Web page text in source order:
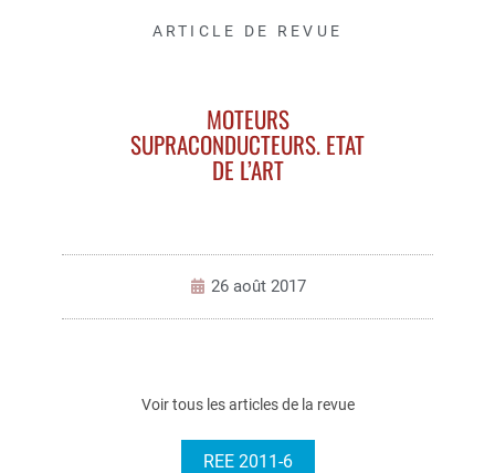
ARTICLE DE REVUE
MOTEURS
SUPRACONDUCTEURS. ETAT
DE L’ART
26 août 2017
Voir tous les articles de la revue
REE 2011-6